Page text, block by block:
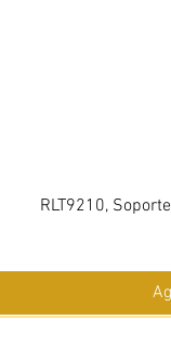
RLT9210,